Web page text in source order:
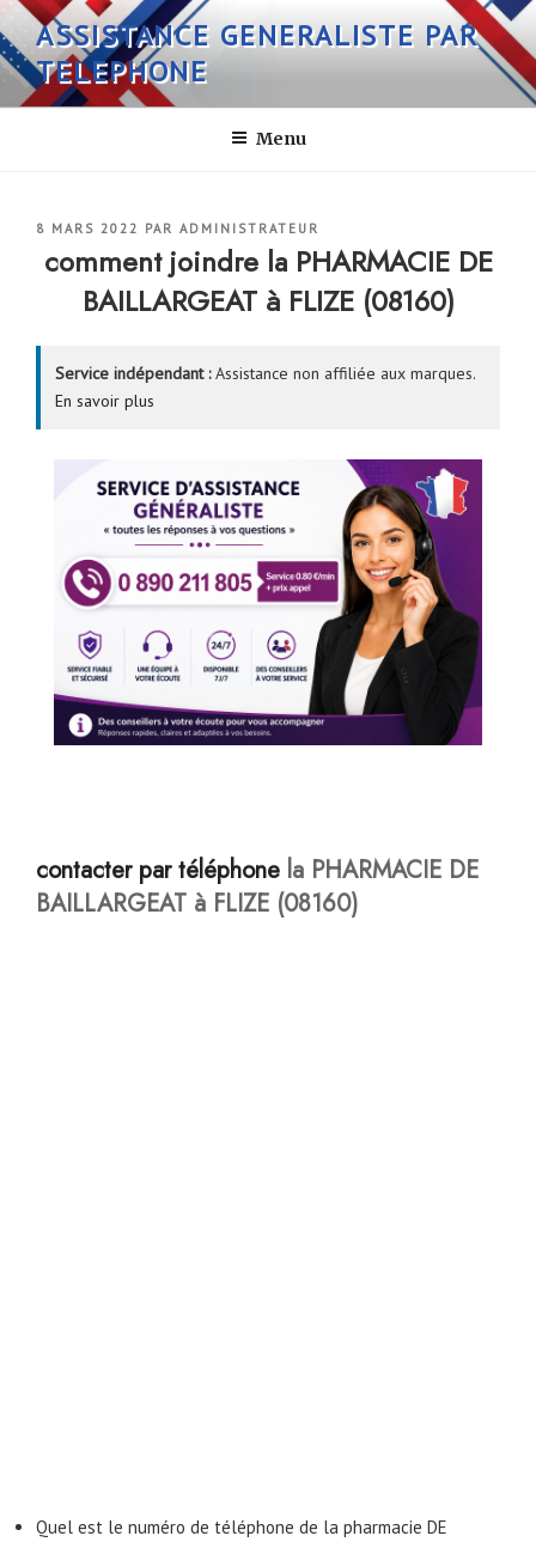
Aller
au
contenu
principal
ASSISTANCE GENERALISTE PAR
TELEPHONE
Menu
PUBLIÉ
8 MARS 2022 PAR ADMINISTRATEUR
comment joindre la PHARMACIE DE
BAILLARGEAT à FLIZE (08160)
Service indépendant :Assistance non affiliée aux marques.
En savoir plus
contacter par téléphone la PHARMACIE DE
BAILLARGEAT à FLIZE (08160)
Quel est le numéro de téléphone de la pharmacie DE